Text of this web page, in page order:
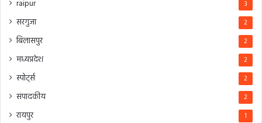
raipur 3
सरगुजा 2
बिलासपुर 2
मध्यप्रदेश 2
स्पोर्ट्स 2
संपादकीय 2
रायपुर 1